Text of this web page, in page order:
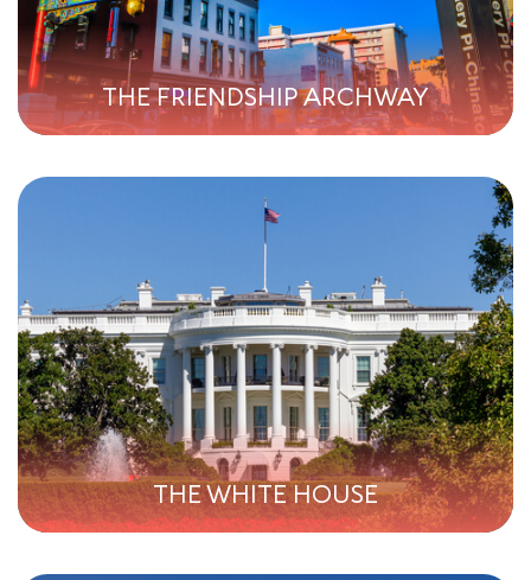
THE FRIENDSHIP ARCHWAY
THE WHITE HOUSE